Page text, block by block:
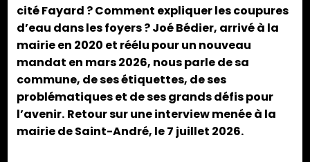
cité Fayard ? Comment expliquer les coupures
d’eau dans les foyers ? Joé Bédier, arrivé à la
mairie en 2020 et réélu pour un nouveau
mandat en mars 2026, nous parle de sa
commune, de ses étiquettes, de ses
problématiques et de ses grands défis pour
l’avenir. Retour sur une interview menée à la
mairie de Saint-André, le 7 juillet 2026.